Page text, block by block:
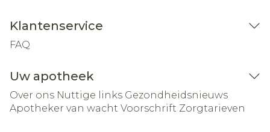
Klantenservice
FAQ
Uw apotheek
Over ons Nuttige links Gezondheidsnieuws
Apotheker van wacht Voorschrift Zorgtarieven